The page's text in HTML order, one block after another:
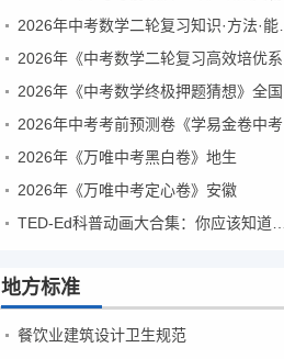
2026年《万唯中考黑白卷》地生
2026年《万唯中考定心卷》安徽
地方标准
餐饮业建筑设计卫生规范